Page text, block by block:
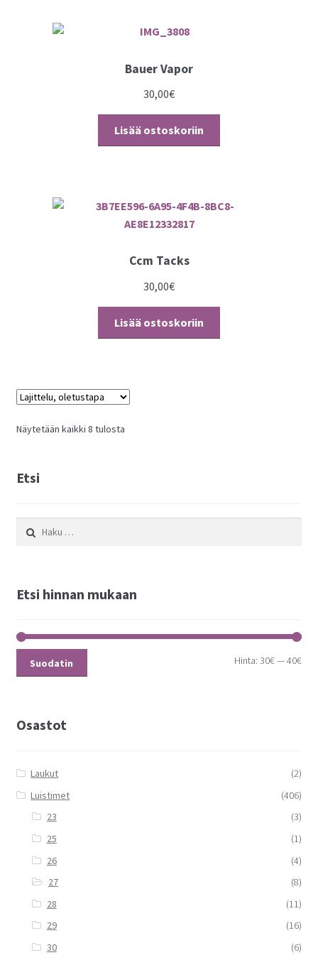
Bauer Vapor
30,00€
Lisää ostoskoriin
Ccm Tacks
30,00€
Lisää ostoskoriin
Näytetään kaikki 8 tulosta
Etsi
Haku:
Etsi hinnan mukaan
Suodatin Hinta:30€—40€
Osastot
Laukut
(2)
Luistimet
(406)
23
(3)
25
(1)
26
(4)
27
(8)
28
(11)
29
(16)
30
(6)